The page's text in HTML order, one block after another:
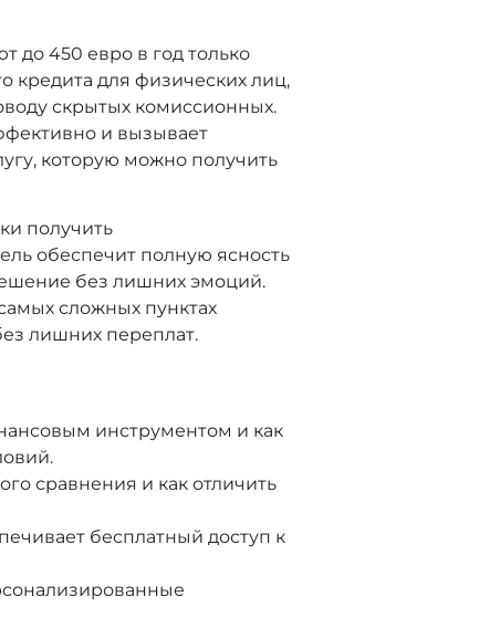
до 450 евро в год только
кредита для физических лиц,
скрытых комиссионных.
и вызывает
которую можно получить
получить
обеспечит полную ясность
без лишних эмоций.
сложных пунктах
лишних переплат.
инструментом и как
сравнения и как отличить
бесплатный доступ к